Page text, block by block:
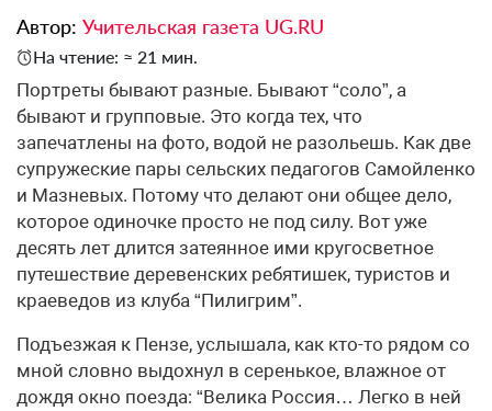
Автор: Учительская газета UG.RU
На чтение: ≈ 21 мин.
Портреты бывают разные. Бывают “соло”, а
бывают и групповые. Это когда тех, что
запечатлены на фото, водой не разольешь. Как две
супружеские пары сельских педагогов Самойленко
и Мазневых. Потому что делают они общее дело,
которое одиночке просто не под силу. Вот уже
десять лет длится затеянное ими кругосветное
путешествие деревенских ребятишек, туристов и
краеведов из клуба “Пилигрим”.
Подъезжая к Пензе, услышала, как кто-то рядом со
мной словно выдохнул в серенькое, влажное от
дождя окно поезда: “Велика Россия… Легко в ней